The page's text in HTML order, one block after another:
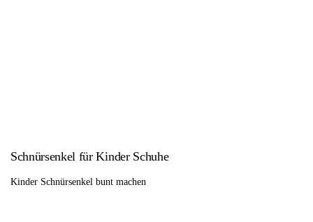
Schnürsenkel für Kinder Schuhe
Kinder Schnürsenkel bunt machen